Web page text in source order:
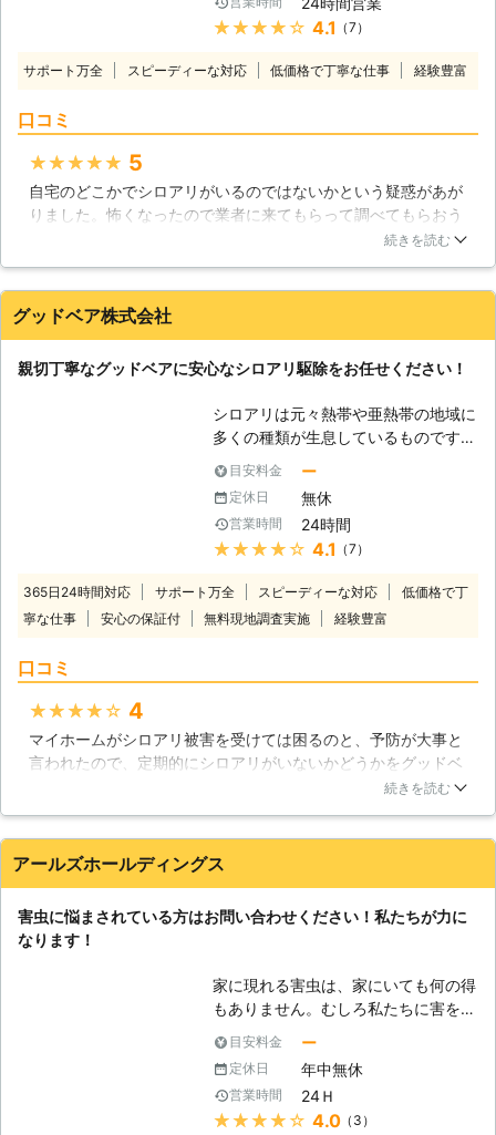
確実に巣ごと全滅させることが出来る
た状況によって工法を使い分けること
提供しております！】 弊社シロアリ
を第一に考えたサービスが大切になる
と考えております。そのため、関東全
域に対応しております。即日対応も可
ービスです。
【シロアリ駆除に迅速対応】 シロア
リ駆除は、少しでも早く対処すること
ロアリは1つの集団で100万匹にのぼ
います。そんなことになってしまう前
に、シロアリを発見したら、すぐにで
も当社までご連絡ください。親身にな
ってご相談にのらせていただきます。
【シロアリ被害の発見方法】 しか
土が盛り上がってついている ・床下
が一部朽ちているようにみえる ・床
や畳を踏むとヘコむ箇所がある この
ような状態ですと、シロアリが潜んで
いる可能性がございます。「白ありか
な？」と感じたら、まず一度ご連絡を
お待ちしております。 【雨漏り修理
にも力を入れております】 株式会社
アクティブでは、雨漏り修理にも力を
練スタッフが、他社では直りきらなか
った難しい雨漏り修理も、スムーズに
りがとう！」といっていただけるサー
安心してご依頼ください。
★★★★★ 4.1 （7）
サポート万全 スピーディーな対応 低価格で丁寧な仕事 経験豊富
口コミ
★★★★★ 5
自宅のどこかでシロアリがいるのではないかという疑惑があが
りました。怖くなったので業者に来てもらって調べてもらおう
ということにしました。こちらは資格を持っている人ばかりが
当さんはとても感じの良い人で気持ちの良い対応をしてくださ
いました。丁寧な説明で今後の対策も教えてくれました。とて
続きを読む
グッドベア株式会社
親切丁寧なグッドベアに安心なシロアリ駆除をお任せください！
シロアリは元々熱帯や亜熱帯の地域に
多くの種類が生息しているものです。
ですから、日本国内で害虫として知ら
れているシロアリも、暖かく湿度の多
い地域に生息が集中していると見られ
ていましたが、最近は温暖化の影響で
各地の気温が高くなっているためか、
言われています。住まいの中で床が軋
む妙な音がしたり、羽アリがいるのを
豊富なスタッフが徹底したシロアリ駆
除でお客様に安心と安全をお届けいた
日本中で最も広く生息していて、シロ
かし、最近はヤマトシロアリよりも食
立ってきています。当社は近年増えて
きたそれらのシロアリ駆除にも豊富な
実績がありますので、ご依頼いただけ
ば適切な調査とシロアリ駆除を行い、
再発生の不安を残さない安心のサービ
スを提供させていただきます。
目安料金 ー
定休日 無休
営業時間 24時間
★★★★★ 4.1 （7）
365日24時間対応 サポート万全 スピーディーな対応
低価格で丁
寧な仕事
安心の保証付 無料現地調査実施 経験豊富
口コミ
★★★★★ 4
マイホームがシロアリ被害を受けては困るのと、予防が大事と
言われたので、定期的にシロアリがいないかどうかをグッドベ
アさんで点検して頂いています。今のところ、発生した形跡は
いると思います。これからもよろしくお願いします。
福岡県 糟屋郡篠栗町 2016年12月29日
続きを読む
アールズホールディングス
害虫に悩まされている方はお問い合わせください！私たちが力に
なります！
家に現れる害虫は、家にいても何の得
もありません。むしろ私たちに害を与
えるものばかりです。そのために害虫
駆除は業者が全力でやらないと意味が
ありません。適当な駆除をしてしまっ
ては、害虫を生き残らせてしまいま
す。特にシロアリは数が多いので、下
目安料金 ー
定休日 年中無休
営業時間 24Ｈ
★★★★★ 4.0（3）